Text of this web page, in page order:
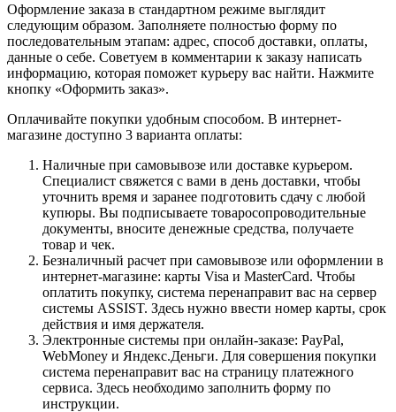
Оформление заказа в стандартном режиме выглядит
следующим образом. Заполняете полностью форму по
последовательным этапам: адрес, способ доставки, оплаты,
данные о себе. Советуем в комментарии к заказу написать
информацию, которая поможет курьеру вас найти. Нажмите
кнопку «Оформить заказ».
Оплачивайте покупки удобным способом. В интернет-
магазине доступно 3 варианта оплаты:
Наличные при самовывозе или доставке курьером.
Специалист свяжется с вами в день доставки, чтобы
уточнить время и заранее подготовить сдачу с любой
купюры. Вы подписываете товаросопроводительные
документы, вносите денежные средства, получаете
товар и чек.
Безналичный расчет при самовывозе или оформлении в
интернет-магазине: карты Visa и MasterCard. Чтобы
оплатить покупку, система перенаправит вас на сервер
системы ASSIST. Здесь нужно ввести номер карты, срок
действия и имя держателя.
Электронные системы при онлайн-заказе: PayPal,
WebMoney и Яндекс.Деньги. Для совершения покупки
система перенаправит вас на страницу платежного
сервиса. Здесь необходимо заполнить форму по
инструкции.